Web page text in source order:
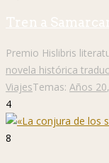
Tren a
Premio Hislibris
novela histórica
ViajesTemas: Años 20,
4
8